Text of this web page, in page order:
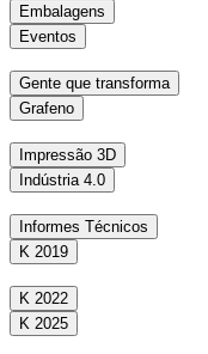
Embalagens
Eventos
Gente que transforma
Grafeno
Impressão 3D
Indústria 4.0
Informes Técnicos
K 2019
K 2022
K 2025